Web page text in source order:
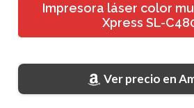
Impresora láser color
Xpress SL-
Ver precio en